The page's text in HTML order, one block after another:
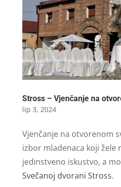
Stross – Vjenčanje na
lip 3, 2024
Vjenčanje na otvorenom
izbor mladenaca koji žele
jedinstveno iskustvo, a
Svečanoj dvorani Stross.